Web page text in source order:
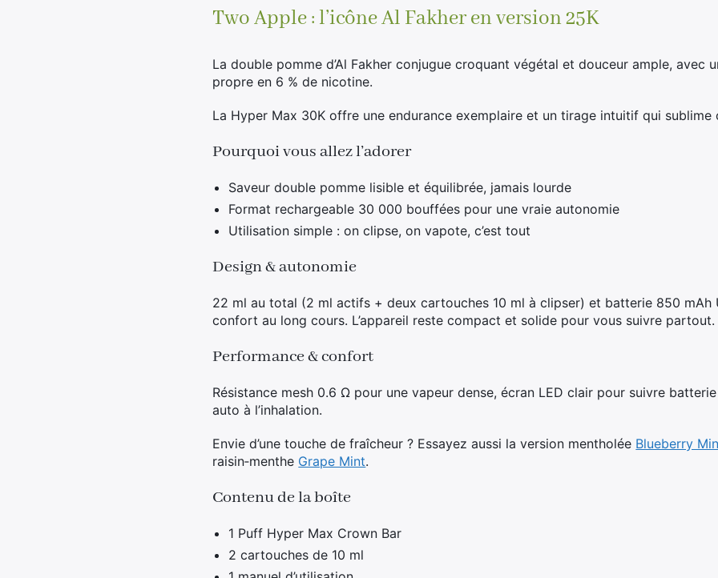
Two Apple : l’icône Al Fakher en version 25K
La double pomme d’Al Fakher conjugue croquant végétal et douceur ample, avec
propre en 6 % de nicotine.
La Hyper Max 30K offre une endurance exemplaire et un tirage intuitif qui
Pourquoi vous allez l’adorer
Saveur double pomme lisible et équilibrée, jamais lourde
Format rechargeable 30 000 bouffées pour une vraie autonomie
Utilisation simple : on clipse, on vapote, c’est tout
Design & autonomie
22 ml au total (2 ml actifs + deux cartouches 10 ml à clipser) et batterie 850 mAh
confort au long cours. L’appareil reste compact et solide pour vous suivre partout.
Performance & confort
Résistance mesh 0.6 Ω pour une vapeur dense, écran LED clair pour suivre
auto à l’inhalation.
Envie d’une touche de fraîcheur ? Essayez aussi la version mentholée Blueberry
raisin‑menthe Grape Mint.
Contenu de la boîte
1 Puff Hyper Max Crown Bar
2 cartouches de 10 ml